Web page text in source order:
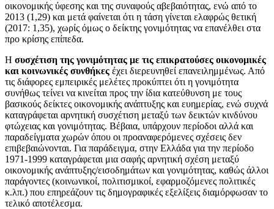
οικονομικής ύφεσης και της συναφούς αβεβαιότητας, ενώ από το
2013 (1,29) και μετά φαίνεται ότι η τάση γίνεται ελαφρώς θετική
(2017: 1,35), χωρίς όμως ο δείκτης γονιμότητας να επανέλθει στα
προ κρίσης επίπεδα.
Η συσχέτιση της γονιμότητας με τις επικρατούσες οικονομικές
και κοινωνικές συνθήκες έχει διερευνηθεί επανειλημμένως. Από
τις διάφορες εμπειρικές μελέτες προκύπτει ότι η γονιμότητα
συνήθως τείνει να κινείται προς την ίδια κατεύθυνση με τους
βασικούς δείκτες οικονομικής ανάπτυξης και ευημερίας, ενώ συχνά
καταγράφεται αρνητική συσχέτιση μεταξύ των δεικτών κινδύνου
φτώχειας και γονιμότητας. Βέβαια, υπάρχουν περίοδοι αλλά και
παραδείγματα χωρών όπου οι προαναφερόμενες σχέσεις δεν
επιβεβαιώνονται. Για παράδειγμα, στην Ελλάδα για την περίοδο
1971-1999 καταγράφεται μια σαφής αρνητική σχέση μεταξύ
οικονομικής ανάπτυξης/εισοδημάτων και γονιμότητας, καθώς άλλοι
παράγοντες (κοινωνικοί, πολιτισμικοί, εφαρμοζόμενες πολιτικές
κ.λπ.) που επηρεάζουν τις δημογραφικές εξελίξεις διαμόρφωσαν το
τελικό αποτέλεσμα.